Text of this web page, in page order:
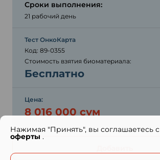
Сроки выполнения:
21 рабочий день
Тест ОнкоКарта
Код: 89-0355
Стоимость взятия биоматериала:
Бесплатно
Цена:
8 016 000 сум
Нажимая "Принять", вы соглашаетесь с
оферты .